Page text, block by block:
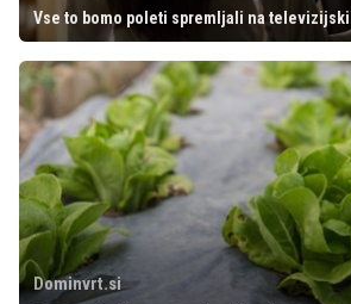
Vse to bomo poleti spremljali na
Dominvrt.si